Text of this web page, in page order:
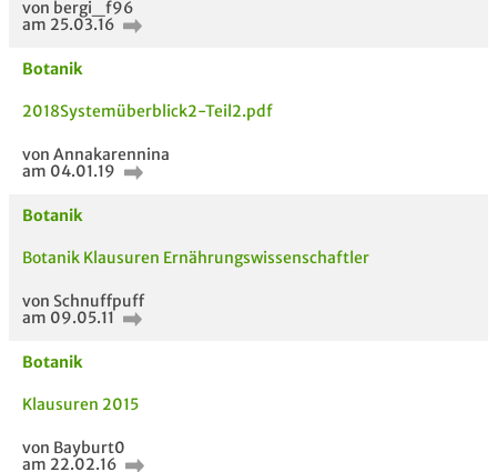
von bergi_f96
am 25.03.16
Botanik
2018Systemüberblick2-Teil2.pdf
von Annakarennina
am 04.01.19
Botanik
Botanik Klausuren Ernährungswissenschaftler
von Schnuffpuff
am 09.05.11
Botanik
Klausuren 2015
von Bayburt0
am 22.02.16